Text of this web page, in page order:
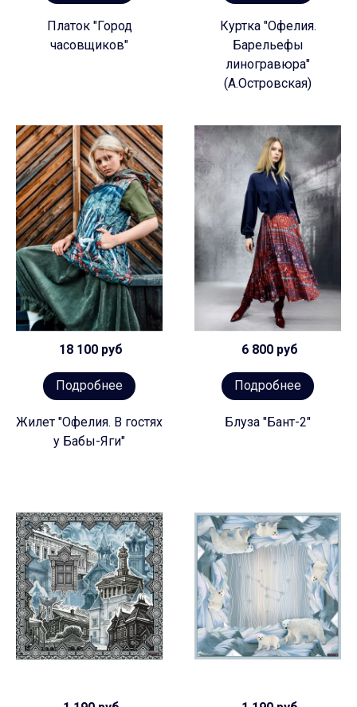
Платок "Город
часовщиков"
Куртка "Офелия.
Барельефы
линогравюра"
(А.Островская)
18 100 руб
Подробнее
Жилет "Офелия. В гостях
у Бабы-Яги"
6 800 руб
Подробнее
Блуза "Бант-2"